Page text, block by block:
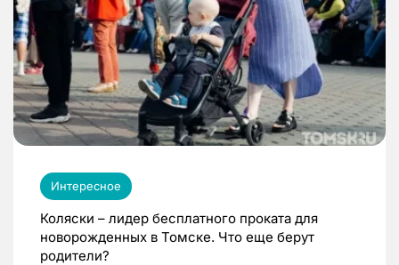
Интересное
Коляски – лидер бесплатного проката для
новорожденных в Томске. Что еще берут
родители?